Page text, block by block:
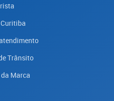
Trânsito
Marca